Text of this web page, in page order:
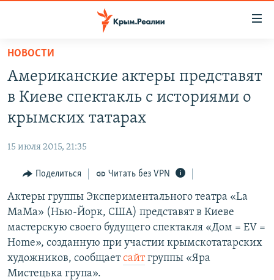
Вернуться
основному
содержанию
главной
Вернутся
поиску
СПЕЦПРОЕКТЫ
11 ЛЕТ ОККУПАЦИИ КРЫМА. 11 ИСТОРИЙ СОПРОТИВЛЕНИЯ
ЕЩЕ
ИНТЕРАКТИВ
ИНФОГРАФИКА
ТЕЛЕПРОЕКТ КРЫМ.РЕАЛИИ
СОВЕТЫ ПРАВОЗАЩИТНИКОВ
ПРОПАВШИЕ БЕЗ ВЕСТИ
РАДІО СВОБОДА
КАК ОБОЙТИ БЛОКИРОВКУ
Українською
НОВОСТИ
Американские актеры представят
в Киеве спектакль с историями о
крымских татарах
15 июля 2015, 21:35
Поделиться Читать без VPN
Актеры группы Экспериментального театра «La
MaMa» (Нью-Йорк, США) представят в Киеве
мастерскую своего будущего спектакля «Дом = EV =
Home», созданную при участии крымскотатарских
художников, сообщаетсайтгруппы «Яра
Мистецька група».